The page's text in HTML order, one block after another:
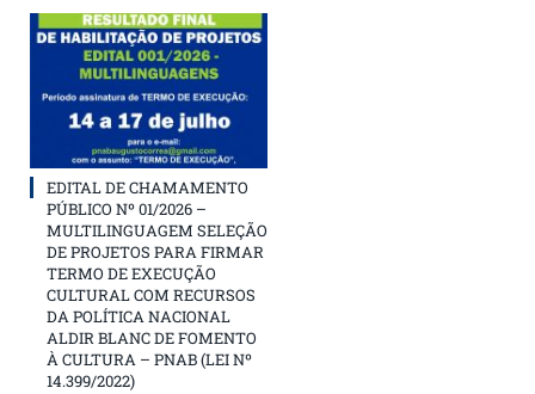
EDITAL DE CHAMAMENTO
PÚBLICO Nº 01/2026 –
MULTILINGUAGEM SELEÇÃO
DE PROJETOS PARA FIRMAR
TERMO DE EXECUÇÃO
CULTURAL COM RECURSOS
DA POLÍTICA NACIONAL
ALDIR BLANC DE FOMENTO
À CULTURA – PNAB (LEI Nº
14.399/2022)